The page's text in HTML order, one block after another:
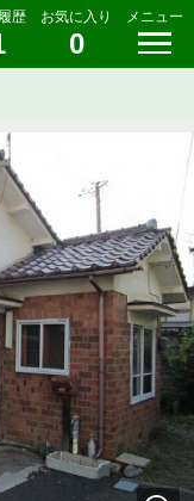
歴 お気に入り
0
メニュー